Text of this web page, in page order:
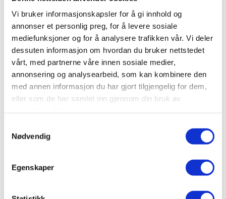
Vi bruker informasjonskapsler for å gi innhold og
annonser et personlig preg, for å levere sosiale
mediefunksjoner og for å analysere trafikken vår. Vi deler
dessuten informasjon om hvordan du bruker nettstedet
vårt, med partnerne våre innen sosiale medier,
annonsering og analysearbeid, som kan kombinere den
med annen informasjon du har gjort tilgjengelig for dem,
eller som de har samlet inn gjennom din bruk av
Nødvendig
Egenskaper